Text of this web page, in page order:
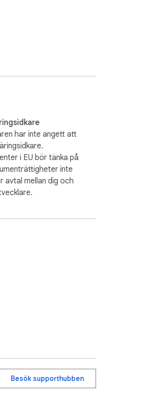
har inte angett att
i EU bör tänka på
inte
avtal mellan dig och
Besök supporthubben